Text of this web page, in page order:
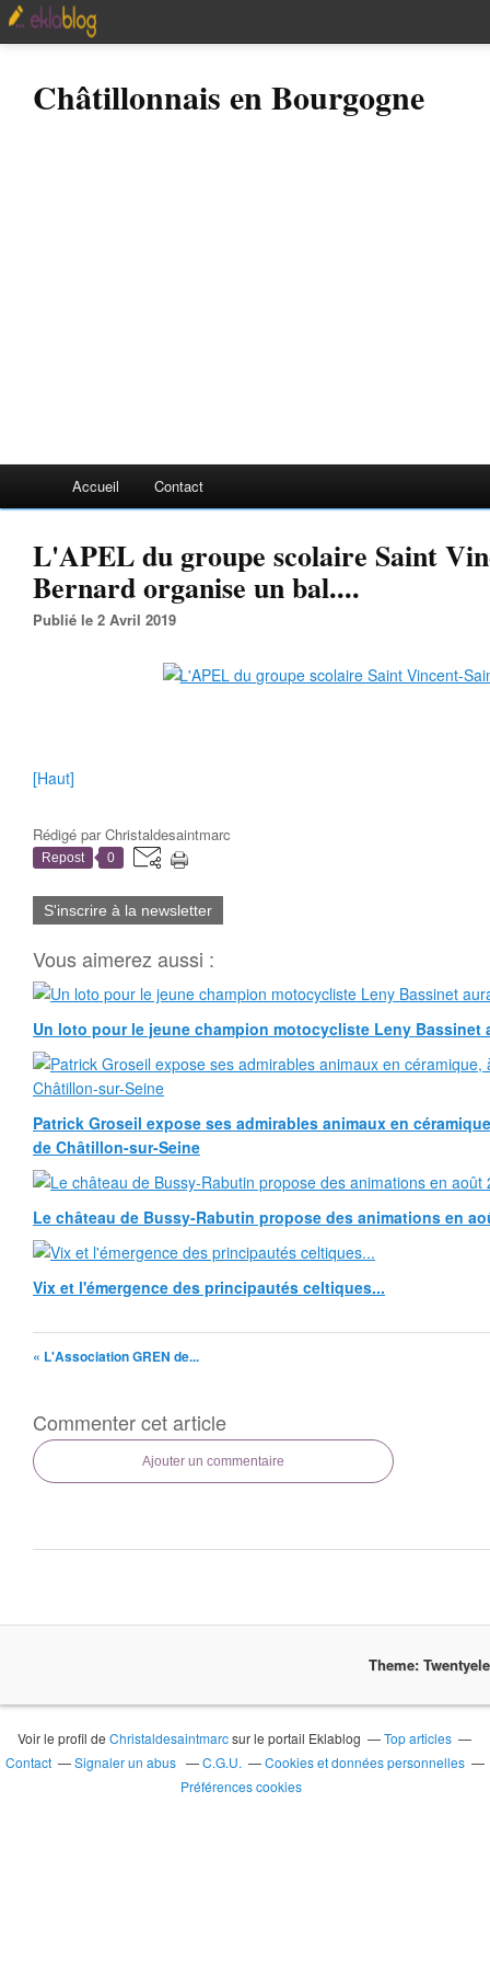
Châtillonnais en Bourgogne
Accueil Contact
L'APEL du groupe scolaire Saint
Bernard organise un bal....
Publié le 2 Avril 2019
[Haut]
Rédigé parChristaldesaintmarc
Repost 0
S'inscrire à la newsletter
Vous aimerez aussi :
Un loto pour le jeune champion motocycliste Leny Bassinet
Patrick Groseil expose ses admirables animaux en
de Châtillon-sur-Seine
Le château de Bussy-Rabutin propose des animations en
Vix et l'émergence des principautés celtiques...
« L'Association GREN de...
Commenter cet article
Ajouter un commentaire
Theme:
Voir le profil deChristaldesaintmarcsur le portail Eklablog
Top articles
Contact
Signaler un abus C.G.U.
Cookies et données personnelles
Préférences cookies